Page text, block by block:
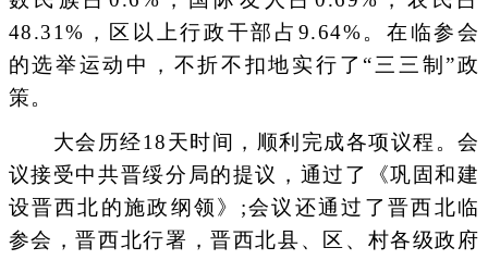
48.31%，区以上行政干部占9.64%。在临参会
的选举运动中，不折不扣地实行了“三三制”政
策。
大会历经18天时间，顺利完成各项议程。会
议接受中共晋绥分局的提议，通过了《巩固和建
设晋西北的施政纲领》;会议还通过了晋西北临
参会，晋西北行署，晋西北县、区、村各级政府